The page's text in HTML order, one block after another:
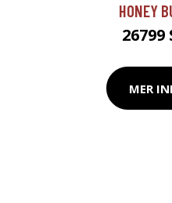
HONEY
26799
MER